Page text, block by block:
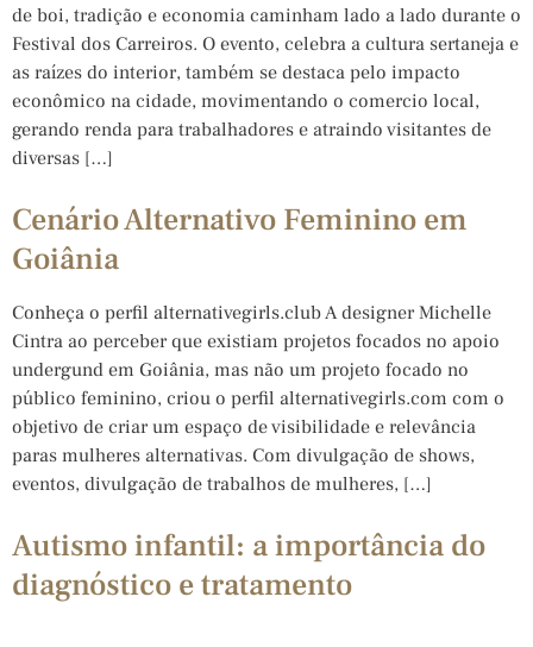
de boi, tradição e economia caminham lado a lado durante o
Festival dos Carreiros. O evento, celebra a cultura sertaneja e
as raízes do interior, também se destaca pelo impacto
econômico na cidade, movimentando o comercio local,
gerando renda para trabalhadores e atraindo visitantes de
diversas […]
Cenário Alternativo Feminino em
Goiânia
Conheça o perfil alternativegirls.club A designer Michelle
Cintra ao perceber que existiam projetos focados no apoio
undergund em Goiânia, mas não um projeto focado no
público feminino, criou o perfil alternativegirls.com com o
objetivo de criar um espaço de visibilidade e relevância
paras mulheres alternativas. Com divulgação de shows,
eventos, divulgação de trabalhos de mulheres, […]
Autismo infantil: a importância do
diagnóstico e tratamento